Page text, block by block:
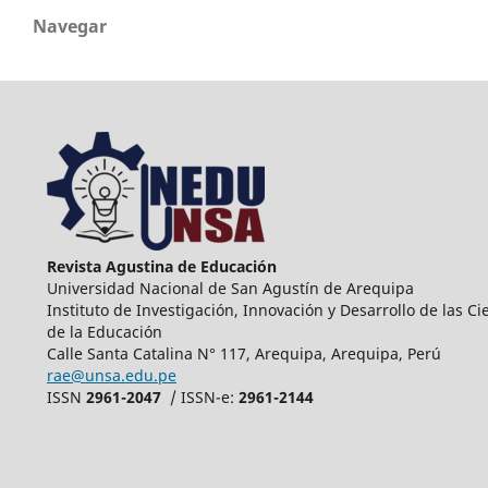
Navegar
Revista Agustina de Educación
Universidad Nacional de San Agustín de Arequipa
Instituto de Investigación, Innovación y Desarrollo de las
de la Educación
Calle Santa Catalina N° 117, Arequipa, Arequipa, Perú
rae@unsa.edu.pe
ISSN 2961-2047/ ISSN-e: 2961-2144